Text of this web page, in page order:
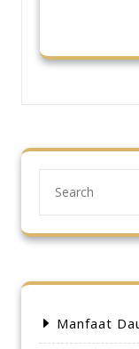
Manfaat